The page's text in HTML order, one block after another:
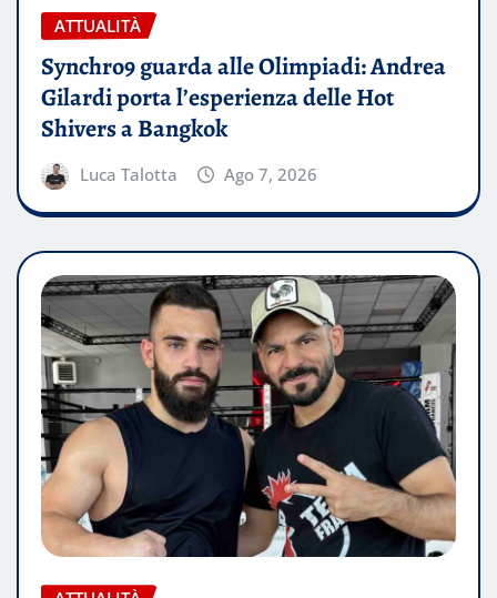
ATTUALITÀ
Synchro9 guarda alle Olimpiadi: Andrea
Gilardi porta l’esperienza delle Hot
Shivers a Bangkok
Luca Talotta Ago 7, 2026